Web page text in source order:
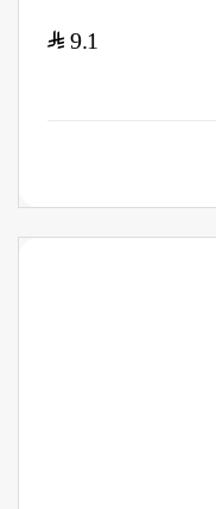
9.1
$